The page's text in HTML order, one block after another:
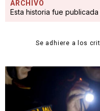
ARCHIVO
Esta historia fue publicada
Se adhiere a los